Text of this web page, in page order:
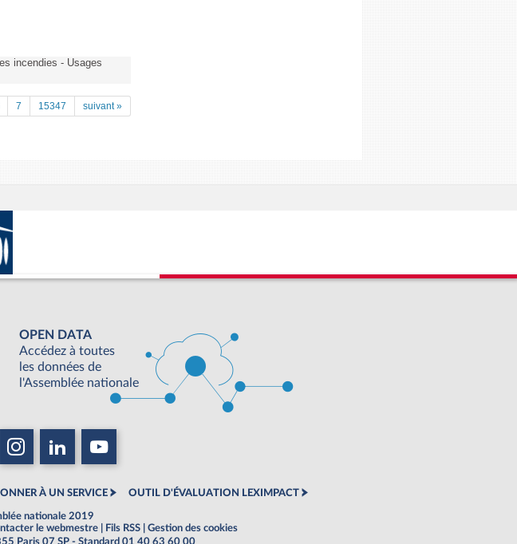
incendies - Usages
7 15347 suivant »
OPEN DATA
Accédez à toutes
les données de
l'Assemblée nationale
À UN SERVICE OUTIL D'ÉVALUATION LEXIMPACT
nationale 2019
le webmestre Fils RSS
Gestion des cookies
Paris 07 SP - Standard 01 40 63 60 00